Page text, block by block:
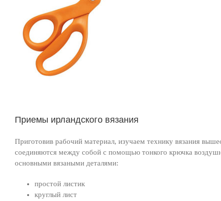
Приемы ирландского вязания
Приготовив рабочий материал, изучаем технику вязания
соединяются между собой с помощью тонкого крючка
основными вязаными деталями:
простой листик
круглый лист